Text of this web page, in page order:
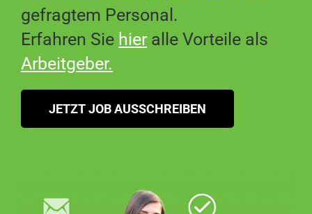
gefragtem Personal.
Erfahren Sie hieralle Vorteile als
Arbeitgeber.
JETZT JOB AUSSCHREIBEN